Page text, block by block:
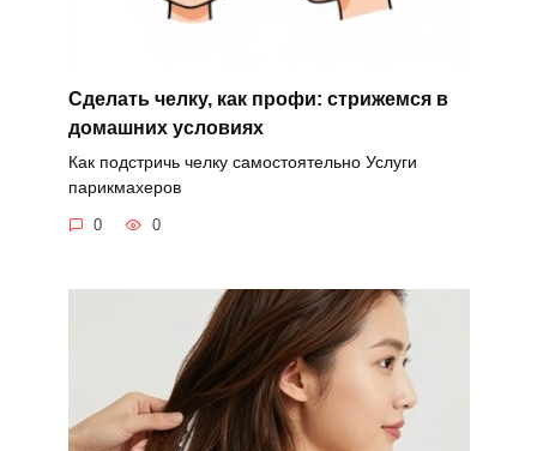
Сделать челку, как профи: стрижемся в
домашних условиях
Как подстричь челку самостоятельно Услуги
парикмахеров
0 0